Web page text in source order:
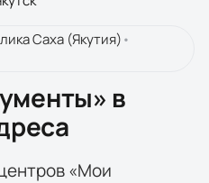
Саха (Якутия)•
в
«Мои